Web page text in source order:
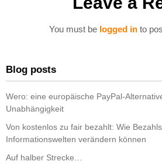
You must be logged into
Blog posts
Wero: eine europäische PayPal-
Unabhängigkeit
Von kostenlos zu fair bezahlt: Wie
Informationswelten verändern können
Auf halber Strecke…